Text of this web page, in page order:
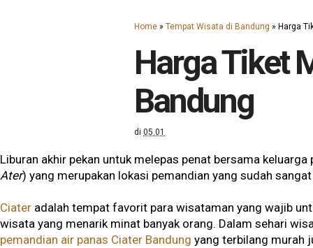
Home » Tempat Wisata di Bandung » Harga
Harga Tiket
Bandung
di 05.01
Liburan akhir pekan untuk melepas penat bersama
Ater) yang merupakan lokasi pemandian yang sudah
Ciater adalah tempat favorit para wisataman yang wajib
wisata yang menarik minat banyak orang. Dalam sehari
pemandian air panas Ciater Bandung yang terbilang murah